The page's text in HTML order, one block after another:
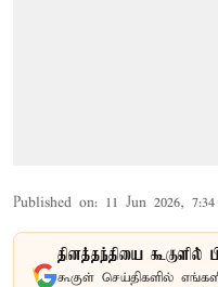
Published on: 11 Jun 2026,
தினத்தந்தியை கூகுளில்
கூகுள் செய்திகளில்